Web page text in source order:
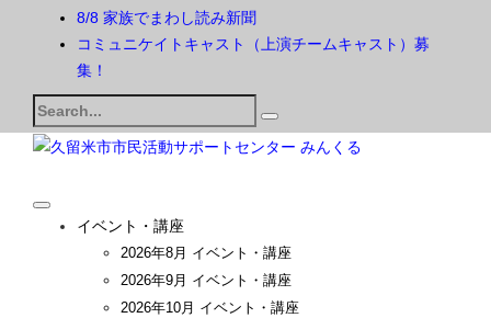
8/8 家族でまわし読み新聞
コミュニケイトキャスト（上演チームキャスト）募
集！
Search
for:
イベント・講座
2026年8月 イベント・講座
2026年9月 イベント・講座
2026年10月 イベント・講座